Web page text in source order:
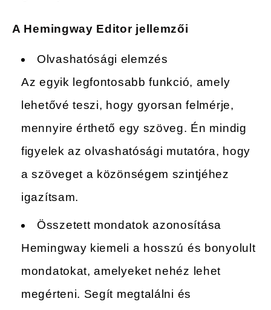
A Hemingway Editor jellemzői
Olvashatósági elemzés
Az egyik legfontosabb funkció, amely
lehetővé teszi, hogy gyorsan felmérje,
mennyire érthető egy szöveg. Én mindig
figyelek az olvashatósági mutatóra, hogy
a szöveget a közönségem szintjéhez
igazítsam.
Összetett mondatok azonosítása
Hemingway kiemeli a hosszú és bonyolult
mondatokat, amelyeket nehéz lehet
megérteni. Segít megtalálni és